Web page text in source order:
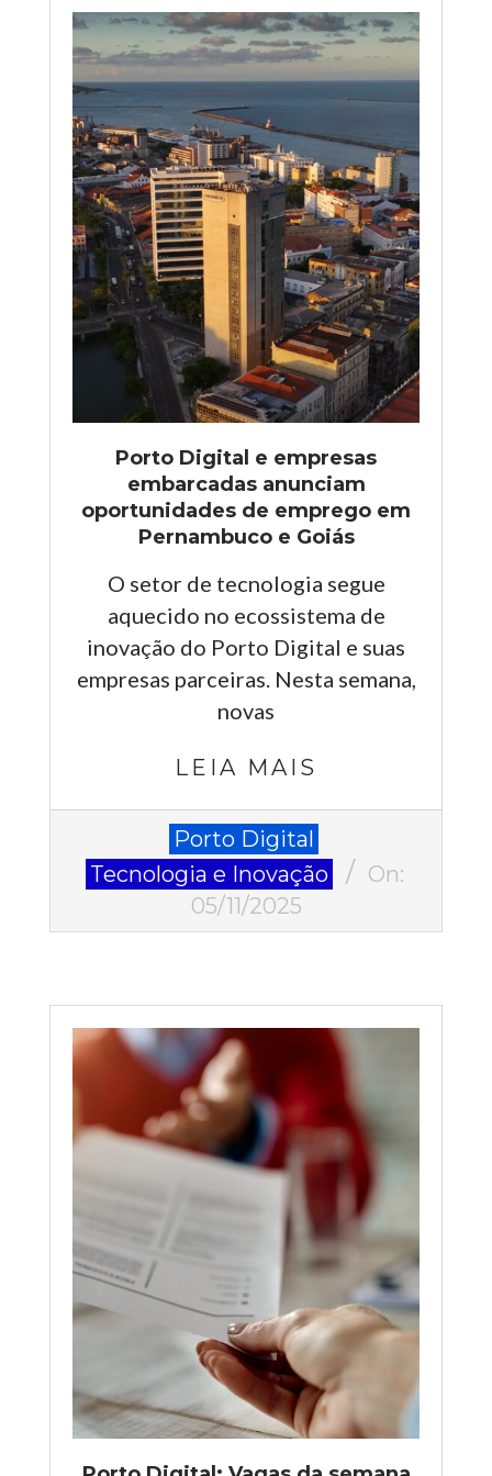
Porto Digital e empresas
embarcadas anunciam
oportunidades de emprego em
Pernambuco e Goiás
O setor de tecnologia segue
aquecido no ecossistema de
inovação do Porto Digital e suas
empresas parceiras. Nesta semana,
novas
LEIA MAIS
Porto Digital
Tecnologia e Inovação
On:
05/11/2025